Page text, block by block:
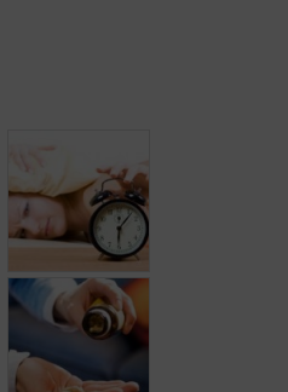
Risicofactoren